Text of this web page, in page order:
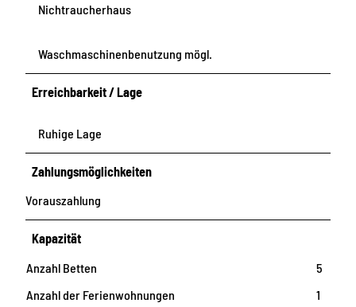
Nichtraucherhaus
Waschmaschinenbenutzung mögl.
Erreichbarkeit / Lage
Ruhige Lage
Zahlungsmöglichkeiten
Vorauszahlung
Kapazität
Anzahl Betten
5
Anzahl der Ferienwohnungen
1